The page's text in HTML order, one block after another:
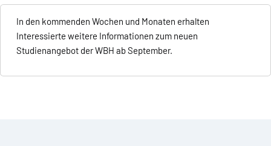
In den kommenden Wochen und Monaten erhalten
Interessierte weitere Informationen zum neuen
Studienangebot der WBH ab September.